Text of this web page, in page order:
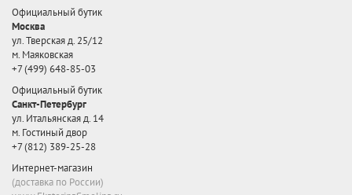
Официальный бутик
Москва
ул. Тверская д. 25/12
м. Маяковская
+7 (499) 648-85-03
Официальный бутик
Санкт-Петербург
ул. Итальянская д. 14
м. Гостиный двор
+7 (812) 389-25-28
Интернет-магазин
(доставка по России)